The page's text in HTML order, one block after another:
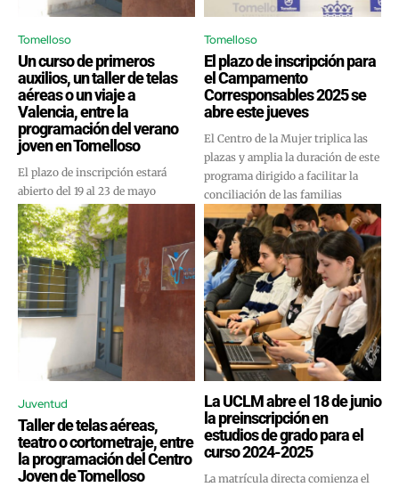
Tomelloso
Un curso de primeros
auxilios, un taller de telas
aéreas o un viaje a
Valencia, entre la
programación del verano
joven en Tomelloso
El plazo de inscripción estará
abierto del 19 al 23 de mayo
Tomelloso
El plazo de inscripción para
el Campamento
Corresponsables 2025 se
abre este jueves
El Centro de la Mujer triplica las
plazas y amplia la duración de este
programa dirigido a facilitar la
conciliación de las familias
Juventud
Taller de telas aéreas,
teatro o cortometraje, entre
la programación del Centro
Joven de Tomelloso
La UCLM abre el 18 de junio
la preinscripción en
estudios de grado para el
curso 2024-2025
La matrícula directa comienza el